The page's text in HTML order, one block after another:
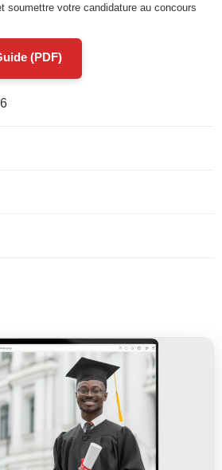
soumettre votre candidature au concours
(PDF)